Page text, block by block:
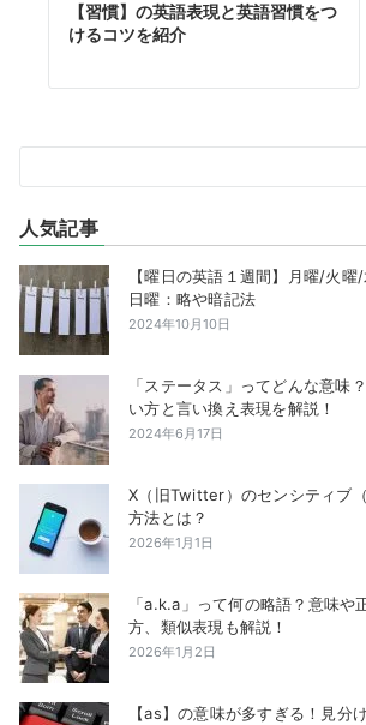
【習慣】の英語表現と英語習慣をつ
けるコツを紹介
人気記事
【曜日の英語１週間】月曜/火
日曜：略や暗記法
2024年10月10日
「ステータス」ってどんな意味
い方と言い換え表現を解説！
2024年6月17日
X（旧Twitter）のセンシティブ
方法とは？
2026年1月1日
「a.k.a」って何の略語？意味や
方、類似表現も解説！
2026年1月2日
【as】の意味が多すぎる！見分